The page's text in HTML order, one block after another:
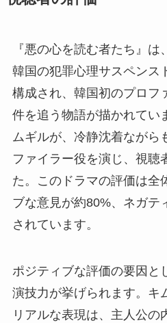
『悪の心を読む者たち』
韓国の犯罪心理サスペンス
構成され、韓国初のプロフ
件を追う物語が描かれてい
ムギルが、冷静沈着ながら
ファイラー役を演じ、視聴
た。このドラマの評価は全
ブな意見が約80%、ネガテ
されています。
ポジティブな評価の要因と
演技力が挙げられます。キ
リアルな表現は、主人公の